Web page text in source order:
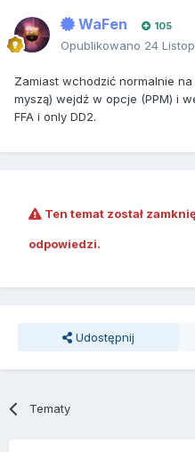
WaFen 105
Opublikowano 24
Zamiast wchodzić normalnie
myszą) wejdź w opcje (PPM) i
FFA i only DD2.
Ten temat został
odpowiedzi.
Udostępnij
Tematy